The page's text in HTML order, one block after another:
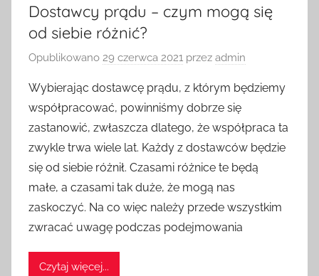
Dostawcy prądu – czym mogą się
od siebie różnić?
Opublikowano 29 czerwca 2021 przez admin
Wybierając dostawcę prądu, z którym będziemy
współpracować, powinniśmy dobrze się
zastanowić, zwłaszcza dlatego, że współpraca ta
zwykle trwa wiele lat. Każdy z dostawców będzie
się od siebie różnił. Czasami różnice te będą
małe, a czasami tak duże, że mogą nas
zaskoczyć. Na co więc należy przede wszystkim
zwracać uwagę podczas podejmowania
Czytaj więcej...